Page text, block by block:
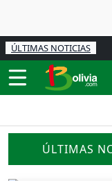
ÚLTIMAS NOTICIAS
ÚLTIMAS